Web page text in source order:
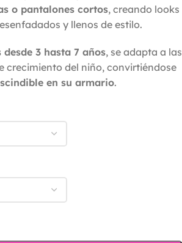
o pantalones cortos, creando looks
y llenos de estilo.
3 hasta 7 años, se adapta a las
crecimiento del niño, convirtiéndose
en su armario.